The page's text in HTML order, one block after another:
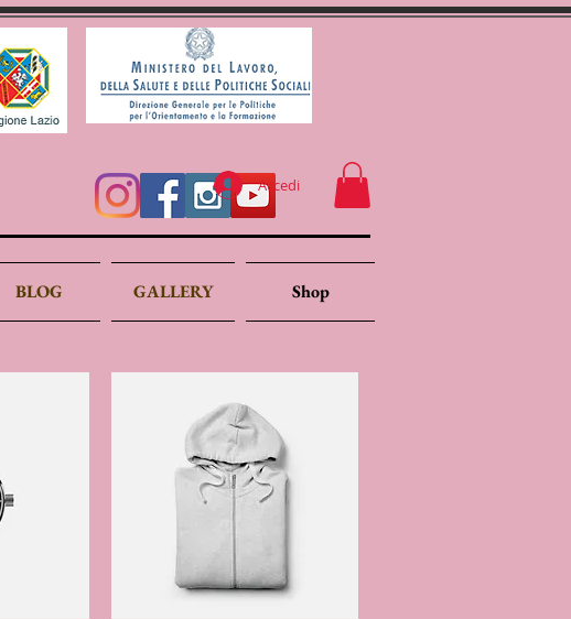
Accedi
BLOG GALLERY Shop